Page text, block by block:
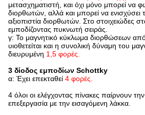
μετασχηματιστή, και όχι μόνο μπορεί να
διορθωτών, αλλά και μπορεί να ενισχύσει
αξιοπιστία διορθωτών. Στο στοιχειώδες
εμποδίζοντας πυκνωτή σειράς.
γ: Το μαγνητικό κύκλωμα διορθώσεων
υιοθετείται και η συνολική δύναμη του
διευρυμένη 1,5 φορές.
3 δίοδος εμποδίων Schottky
α: Έχει επεκταθεί 4 φορές.
4 όλοι οι ελέγχοντας πίνακες παίρνουν
επεξεργασία με την εισαγόμενη λάκκα.